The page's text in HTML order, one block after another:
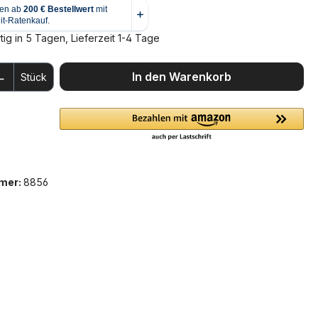
in 5 Tagen, Lieferzeit 1-4 Tage
Gib den gewünschten Wert
Stück In den Warenkorb
8856